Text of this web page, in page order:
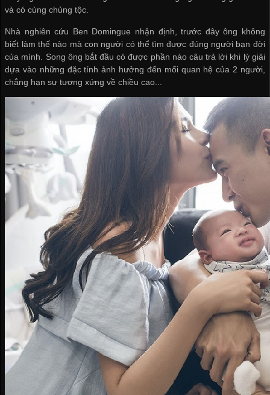
và có cùng chủng tộc.
Nhà nghiên cứu Ben Domingue nhận định, trước đây ông không
biết làm thế nào mà con người có thể tìm được đúng người bạn đời
của mình. Song ông bắt đầu có được phần nào câu trả lời khi lý giải
dựa vào những đặc tính ảnh hưởng đến mối quan hệ của 2 người,
chẳng hạn sự tương xứng về chiều cao...